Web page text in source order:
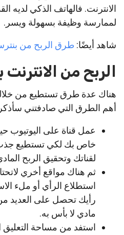
الانترنت. فالهاتف الذكي لديه
لممارسة وظيفة بسهولة ويسر.
شاهد أيضًا: طرق الربح من
الربح من
هناك عدة طرق تستطيع من
أهم الطرق التي صادفتني
عمل قناة على اليوتيوب
خاص بك لكي تستطيع جذب
لقناتك وتحقيق الربح
ثم هناك مواقع أخري
استطلاع الرأي أو ملء
رأيك تحصل على العديد
مادي لا بأس به.
استفد من مساحة التعليق